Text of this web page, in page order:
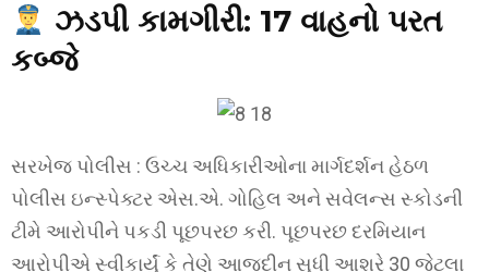
ઝડપી કામગીરી: 17 વાહનો પરત
કબ્જે
સરખેજ પોલીસ : ઉચ્ચ અધિકારીઓના માર્ગદર્શન હેઠળ
પોલીસ ઇન્સ્પેક્ટર એસ.એ. ગોહિલ અને સવેલન્સ સ્કોડની
ટીમે આરોપીને પકડી પૂછપરછ કરી. પૂછપરછ દરમિયાન
આરોપીએ સ્વીકાર્યું કે તેણે આજદીન સુધી આશરે 30 જેટલા